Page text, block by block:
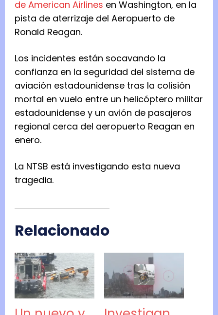
de American Airlines en Washington, en la
pista de aterrizaje del Aeropuerto de
Ronald Reagan.
Los incidentes están socavando la
confianza en la seguridad del sistema de
aviación estadounidense tras la colisión
mortal en vuelo entre un helicóptero militar
estadounidense y un avión de pasajeros
regional cerca del aeropuerto Reagan en
enero.
La NTSB está investigando esta nueva
tragedia.
Relacionado